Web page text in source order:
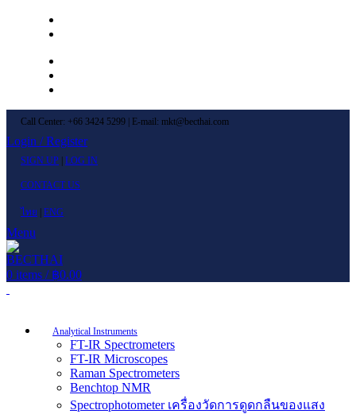
Call Center: +66 3424 5299 | E-mail: mkt@becthai.com
Login / Register
SIGN UP LOG IN
CONTACT US
ไทย ENG
Menu
0 items / ฿0.00
Analytical Instruments
FT-IR Spectrometers
FT-IR Microscopes
Raman Spectrometers
Benchtop NMR
Spectrophotometer เครื่องวัดการดูดกลืนของแสง